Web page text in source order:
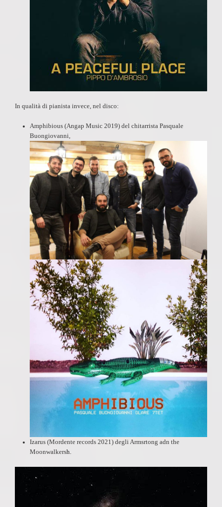
In qualità di pianista invece, nel disco:
Amphibious (Angap Music 2019) del chitarrista Pasquale
Buongiovanni,
Izarus (Mordente records 2021) degli Armsrtong adn the
Moonwalkersh.